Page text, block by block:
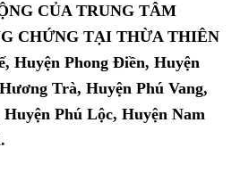
CỦA TRUNG TÂM
CHỨNG TẠI THỪA THIÊN
Huyện Phong Điền, Huyện
Trà, Huyện Phú Vang,
Phú Lộc, Huyện Nam